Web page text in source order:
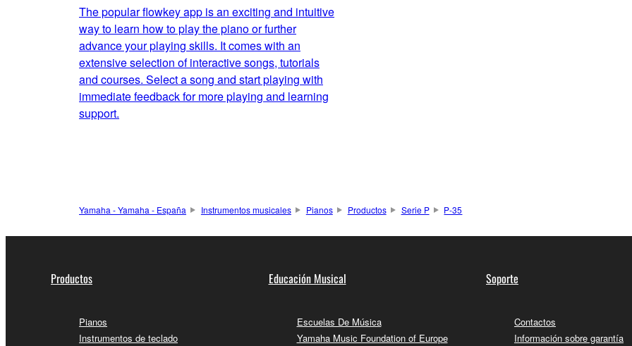
The popular flowkey app is an exciting and intuitive
way to learn how to play the piano or further
advance your playing skills. It comes with an
extensive selection of interactive songs, tutorials
and courses. Select a song and start playing with
immediate feedback for more playing and learning
support.
Yamaha - Yamaha - España Instrumentos musicales Pianos Productos Serie P P-35
Productos
Pianos
Instrumentos de teclado
Educación Musical
Escuelas De Música
Yamaha Music Foundation of Europe
Soporte
Contactos
Información sobre garantía